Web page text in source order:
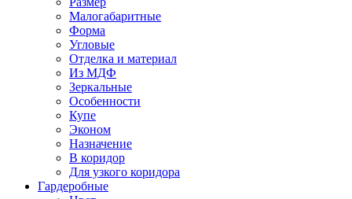
Малогабаритные
Форма
Угловые
Отделка и материал
Из МДФ
Зеркальные
Особенности
Купе
Эконом
Назначение
В коридор
Для узкого коридора
Гардеробные